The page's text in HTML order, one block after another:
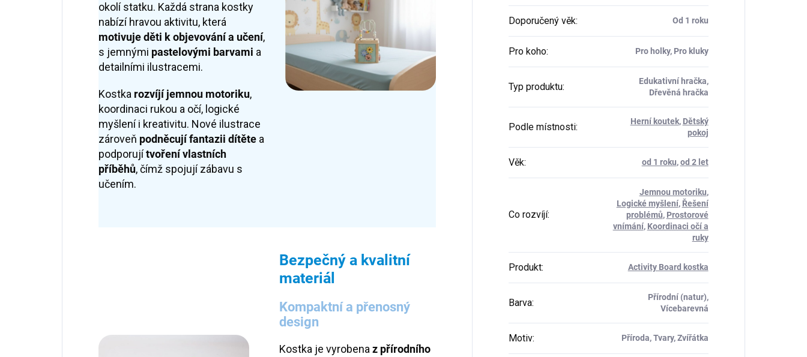
okolí statku. Každá strana kostky
nabízí hravou aktivitu, která
motivuje děti k objevování a učení,
s jemnými pastelovými barvami a
detailními ilustracemi.
Kostka rozvíjí jemnou motoriku,
koordinaci rukou a očí, logické
myšlení i kreativitu. Nové ilustrace
zároveň podněcují fantazii dítěte a
podporujítvoření vlastních
příběhů, čímž spojují zábavu s
učením.
Bezpečný a kvalitní
materiál
Kompaktní a přenosný
design
Kostka je vyrobenaz přírodního
Doporučený věk: Od 1 roku
Pro koho: Pro holky, Pro kluky
Typ produktu:
Edukativní hračka,
Dřevěná hračka
Podle místnosti: Herní koutek, Dětský
pokoj
Věk: od 1 roku,od 2 let
Co rozvíjí:
Jemnou motoriku,
Logické myšlení, Řešení
problémů, Prostorové
vnímání, Koordinaci očí a
ruky
Produkt: Activity Board kostka
Barva:
Přírodní (natur),
Vícebarevná
Motiv: Příroda, Tvary, Zvířátka